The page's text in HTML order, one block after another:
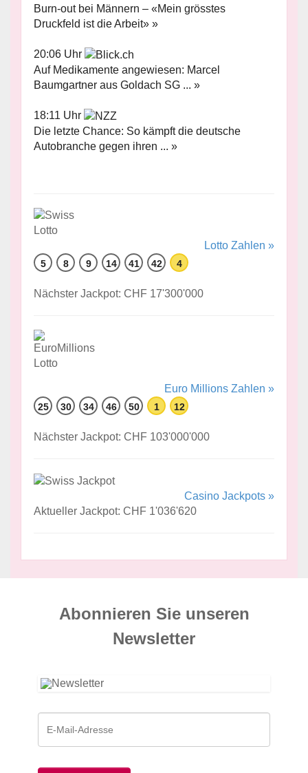
Burn-out bei Männern – «Mein grösstes
Druckfeld ist die Arbeit» »
20:06 Uhr
Auf Medikamente angewiesen: Marcel
Baumgartner aus Goldach SG ... »
18:11 Uhr
Die letzte Chance: So kämpft die deutsche
Autobranche gegen ihren ... »
Lotto Zahlen »
5 8 9 14 41 42 4
Nächster Jackpot: CHF 17'300'000
Euro Millions Zahlen »
25 30 34 46 50 1 12
Nächster Jackpot: CHF 103'000'000
Casino Jackpots »
Aktueller Jackpot: CHF 1'036'620
Abonnieren Sie unseren
News­letter